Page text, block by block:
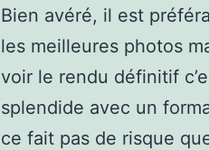
Bien avéré, il est
les meilleures photos
voir le rendu définitif
splendide avec un
ce fait pas de risque